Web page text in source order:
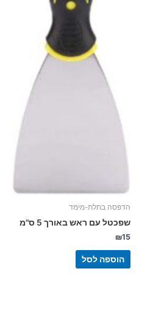
הדפסה בתלת-מימד
שפכטל עם ראש באורך 5 ס"מ
₪15
הוספה לסל